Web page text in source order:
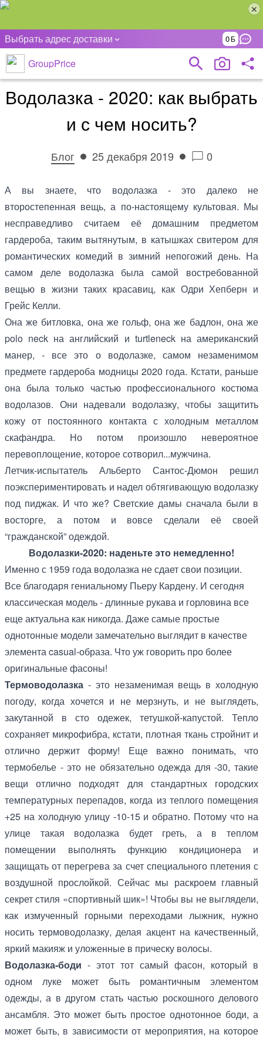
Выбрать адрес доставки 0
GroupPrice
Водолазка - 2020: как выбрать
и с чем носить?
Блог 25 декабря 2019 0
А вы знаете, что водолазка - это далеко не
второстепенная вещь, а по-настоящему культовая. Мы
несправедливо считаем её домашним предметом
гардероба, таким вытянутым, в катышках свитером для
романтических комедий в зимний непогожий день. На
самом деле водолазка была самой востребованной
вещью в жизни таких красавиц, как Одри Хепберн и
Грейс Келли.
Она же битловка, она же гольф, она же бадлон, она же
polo neck на английский и turtleneck на американский
манер, - все это о водолазке, самом незаменимом
предмете гардероба модницы 2020 года. Кстати, раньше
она была только частью профессионального костюма
водолазов. Они надевали водолазку, чтобы защитить
кожу от постоянного контакта с холодным металлом
скафандра. Но потом произошло невероятное
перевоплощение, которое сотворил...мужчина.
Летчик-испытатель Альберто Сантос-Дюмон решил
поэкспериментировать и надел обтягивающую водолазку
под пиджак. И что же? Светские дамы сначала были в
восторге, а потом и вовсе сделали её своей
“гражданской” одеждой.
Водолазки-2020: наденьте это немедленно!
Именно с 1959 года водолазка не сдает свои позиции.
Все благодаря гениальному Пьеру Кардену. И сегодня
классическая модель - длинные рукава и горловина все
еще актуальна как никогда. Даже самые простые
однотонные модели замечательно выглядит в качестве
элемента casual-образа. Что уж говорить про более
оригинальные фасоны!
Термоводолазка - это незаменимая вещь в холодную
погоду, когда хочется и не мерзнуть, и не выглядеть,
закутанной в сто одежек, тетушкой-капустой. Тепло
сохраняет микрофибра, кстати, плотная ткань стройнит и
отлично держит форму! Еще важно понимать, что
термобелье - это не обязательно одежда для -30, такие
вещи отлично подходят для стандартных городских
температурных перепадов, когда из теплого помещения
+25 на холодную улицу -10-15 и обратно. Потому что на
улице такая водолазка будет греть, а в теплом
помещении выполнять функцию кондиционера и
защищать от перегрева за счет специального плетения с
воздушной прослойкой. Сейчас мы раскроем главный
секрет стиля «спортивный шик»! Чтобы вы не выглядели,
как измученный горными переходами лыжник, нужно
носить термоводолазку, делая акцент на качественный,
яркий макияж и уложенные в прическу волосы.
Водолазка-боди - этот тот самый фасон, который в
одном луке может быть романтичным элементом
одежды, а в другом стать частью роскошного делового
ансамбля. Это может быть простое однотонное боди, а
может быть, в зависимости от мероприятия, на которое